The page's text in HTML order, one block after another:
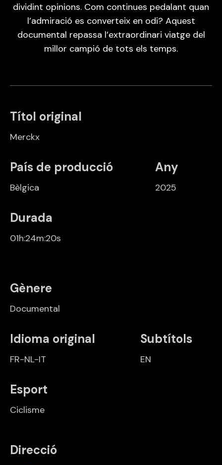
dividint opinions. Com continues pedalant quan
l’admiració es converteix en odi? Aquest
documental repassa l’extraordinari viatge del
millor campió de tots els temps.
Títol original
Merckx
País de producció
Bèlgica
Any
2025
Durada
01h:24m:20s
Gènere
Documental
Idioma original
FR-NL-IT
Subtítols
EN
Esport
Ciclisme
Direcció